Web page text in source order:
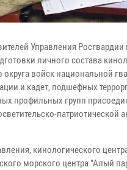
Управления
личного состава
округа войск национальной
и кадет, подшефных
профильных групп
патриотической
кинологического
морского центра "Алый